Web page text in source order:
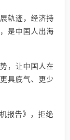
轨迹，经济持
是中国人出海
，让中国人在
具底气、更少
报告》，拒绝